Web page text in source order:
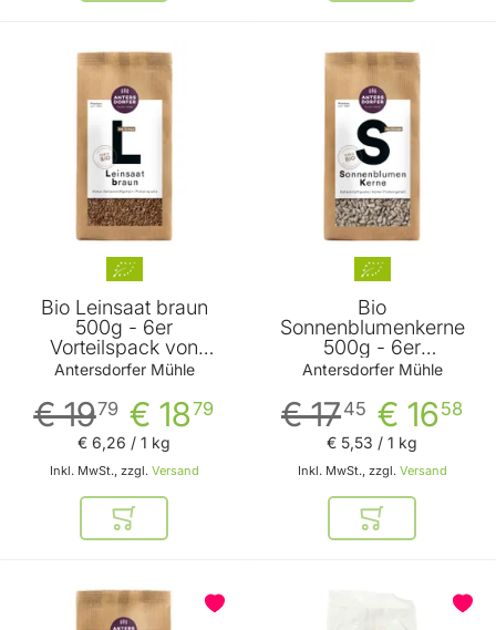
Bio Leinsaat braun
500g - 6er
Vorteilspack von
Antersdorfer Mühle
Antersdorfer Mühle
€ 1879
€ 1979
Inkl. MwSt., zzgl. Versand
€ 6,26 / 1 kg
In den Warenkorb
Bio
Sonnenblumenkerne
500g - 6er
Vorteilspack von
Antersdorfer Mühle
€ 1658
€ 1745
Inkl. MwSt., zzgl. Versand
€ 5,53 / 1 kg
In den